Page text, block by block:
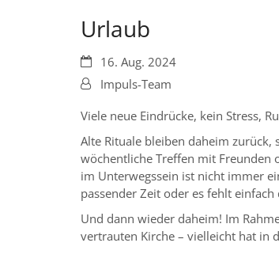
Urlaub
Datum:16. Aug. 2024
Von:Impuls-Team
Viele neue Eindrücke, kein Stress,
Alte Rituale bleiben daheim zurück,
wöchentliche Treffen mit Freunden
im Unterwegssein ist nicht immer
passender Zeit oder es fehlt
Und dann wieder daheim! Im
vertrauten Kirche – vielleicht hat in